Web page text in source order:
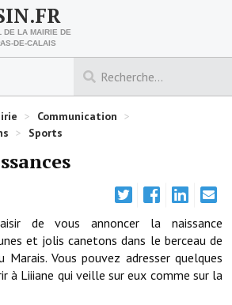
DE LA MAIRIE DE
DE-CALAIS
> Communication >
> Sports
de vous annoncer la naissance
et jolis canetons dans le berceau de
Vous pouvez adresser quelques
à Liiiane qui veille sur eux comme sur la